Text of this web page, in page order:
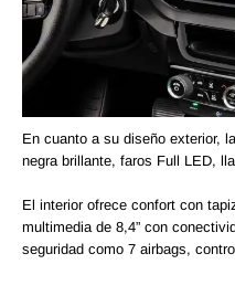
En cuanto a su diseño exterior,
negra brillante, faros Full LED,
El interior ofrece confort con
multimedia de 8,4” con
seguridad como 7 airbags,